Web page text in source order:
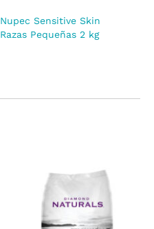
Nupec Sensitive Skin
Razas Pequeñas 2 kg